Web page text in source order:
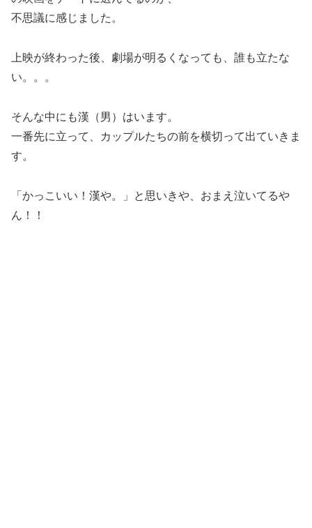
不思議に感じました。
上映が終わった後、劇場が明るくなっても、誰も立たな
い。。。
そんな中にも漢（男）はいます。
一番先に立って、カップルたちの前を横切って出ていきま
す。
「かっこいい！漢や。」と思いきや、おまえ泣いてるや
ん！！